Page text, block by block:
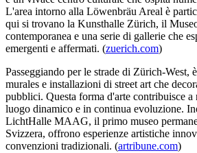
L'area intorno alla Löwenbräu Areal è
qui si trovano la Kunsthalle Zürich, il
contemporanea e una serie di gallerie che
emergenti e affermati. (zuerich.com)
Passeggiando per le strade di Zürich-West,
murales e installazioni di street art che
pubblici. Questa forma d'arte contribuisce a
luogo dinamico e in continua evoluzione.
LichtHalle MAAG, il primo museo
Svizzera, offrono esperienze artistiche
convenzioni tradizionali. (artribune.com)